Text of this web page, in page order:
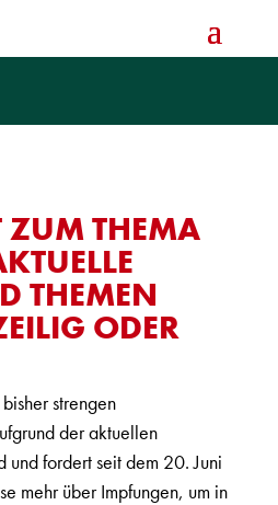
ZUM THEMA
THEMEN
ODER
strengen
der aktuellen
und fordert seit dem 20. Juni
mehr über Impfungen, um in